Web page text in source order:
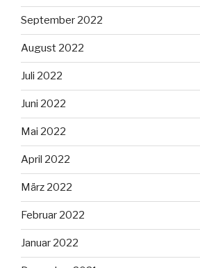
September 2022
August 2022
Juli 2022
Juni 2022
Mai 2022
April 2022
März 2022
Februar 2022
Januar 2022